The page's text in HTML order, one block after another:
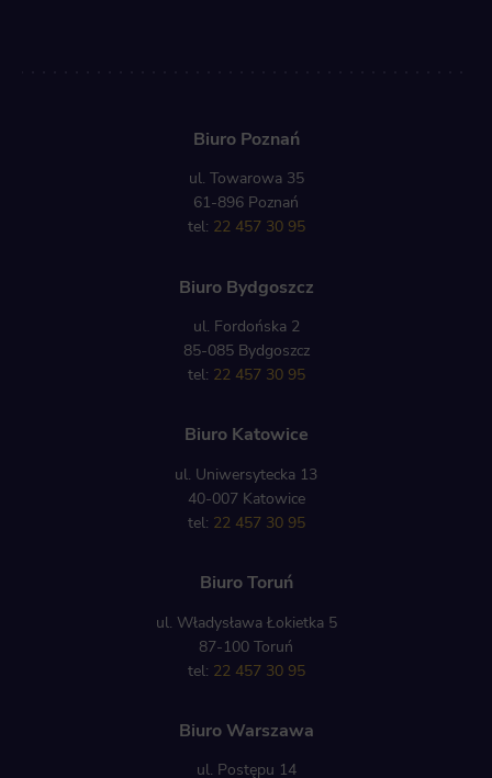
Biuro Poznań
ul. Towarowa 35
61-896 Poznań
tel: 22 457 30 95
Biuro Bydgoszcz
ul. Fordońska 2
85-085 Bydgoszcz
tel: 22 457 30 95
Biuro Katowice
ul. Uniwersytecka 13
40-007 Katowice
tel: 22 457 30 95
Biuro Toruń
ul. Władysława Łokietka 5
87-100 Toruń
tel: 22 457 30 95
Biuro Warszawa
ul. Postępu 14